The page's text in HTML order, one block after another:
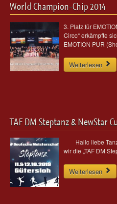
World Champion-Chip 2014
3. Platz für
Circo“ erkämpfte
EMOTION PUR
Weiterlesen
TAF DM Steptanz & NewStar
Hallo liebe
wir die „TAF DM
Weiterlesen